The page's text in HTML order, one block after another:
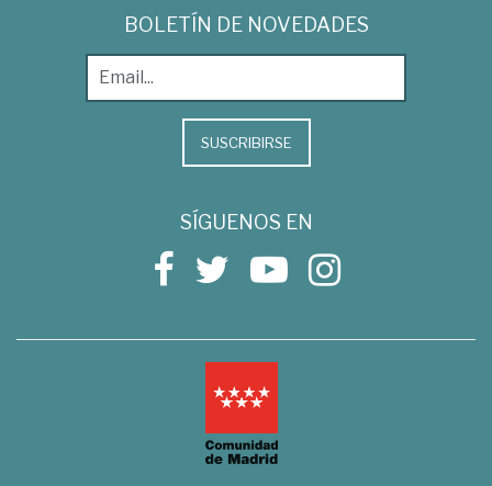
BOLETÍN DE NOVEDADES
SUSCRIBIRSE
SÍGUENOS EN